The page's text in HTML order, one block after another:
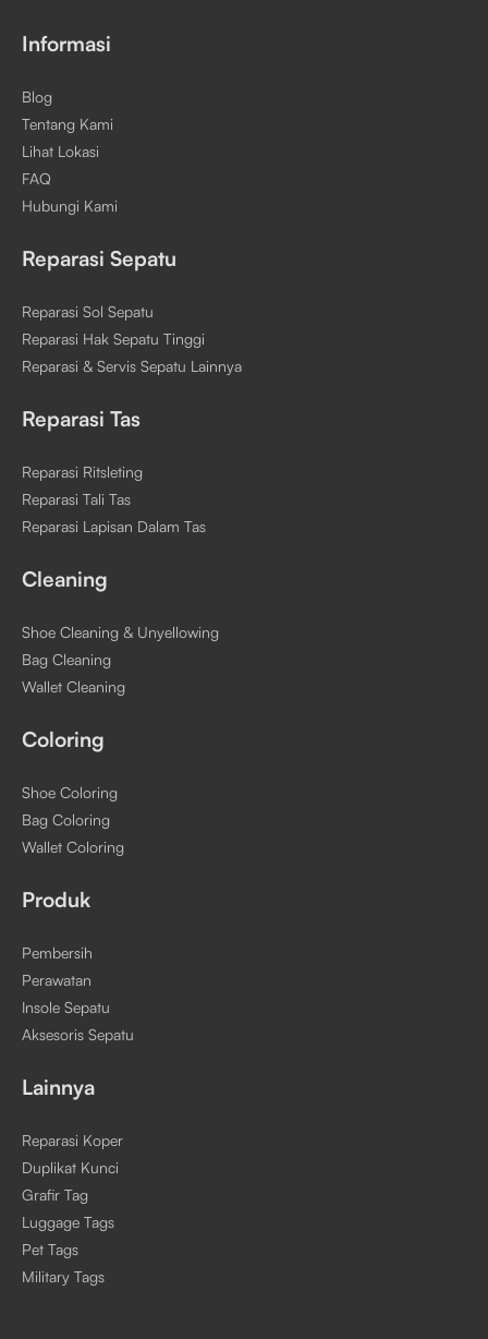
Informasi
Blog
Tentang Kami
Lihat Lokasi
FAQ
Hubungi Kami
Reparasi Sepatu
Reparasi Sol Sepatu
Reparasi Hak Sepatu Tinggi
Reparasi & Servis Sepatu Lainnya
Reparasi Tas
Reparasi Ritsleting
Reparasi Tali Tas
Reparasi Lapisan Dalam Tas
Cleaning
Shoe Cleaning & Unyellowing
Bag Cleaning
Wallet Cleaning
Coloring
Shoe Coloring
Bag Coloring
Wallet Coloring
Produk
Pembersih
Perawatan
Insole Sepatu
Aksesoris Sepatu
Lainnya
Reparasi Koper
Duplikat Kunci
Grafir Tag
Luggage Tags
Pet Tags
Military Tags